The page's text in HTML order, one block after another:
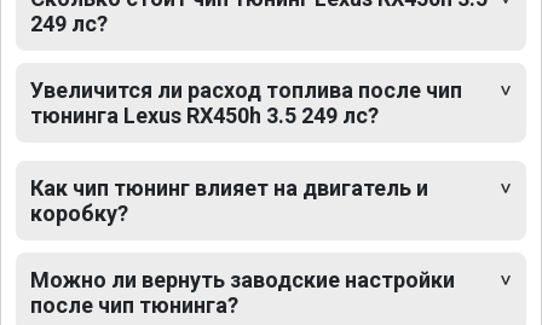
249 лс?
Увеличится ли расход топлива после чип
тюнинга Lexus RX450h 3.5 249 лс?
Как чип тюнинг влияет на двигатель и
коробку?
Можно ли вернуть заводские настройки
после чип тюнинга?